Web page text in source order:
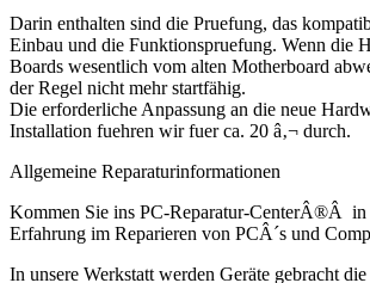
Darin enthalten sind die Pruefung, das
Einbau und die Funktionspruefung. Wenn die
Boards wesentlich vom alten Motherboard
der Regel nicht mehr startfähig.
Die erforderliche Anpassung an die neue
Installation fuehren wir fuer ca. 20 â‚¬ durch.
Allgemeine Reparaturinformationen
Kommen Sie ins PC-Reparatur-CenterÂ®Â in
Erfahrung im Reparieren von PCÂ´s und
In unsere Werkstatt werden Geräte gebracht